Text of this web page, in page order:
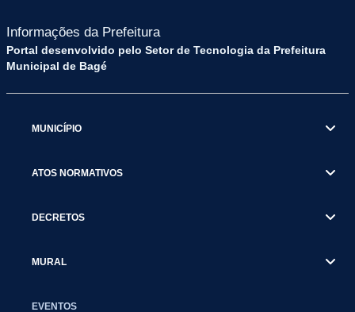
Informações da Prefeitura
Portal desenvolvido pelo Setor de Tecnologia da Prefeitura
Municipal de Bagé
MUNICÍPIO
ATOS NORMATIVOS
DECRETOS
MURAL
EVENTOS